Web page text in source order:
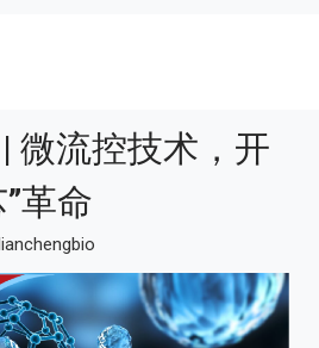
微流控技术，开
革命